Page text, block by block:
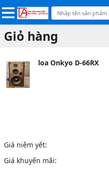
Giỏ hàng
loa Onkyo D-66RX
Giá niêm yết:
Giá khuyến mãi: